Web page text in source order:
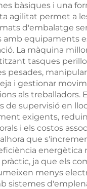
bàsiques i una
agilitat permet a
d'embalatge
equipaments
La màquina
tasques
pesades,
i gestionar
als treballadors.
de supervisió en
exigents,
i els costos
que
energètica
ja que els
menys
sistemes